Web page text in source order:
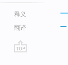
释义
翻译